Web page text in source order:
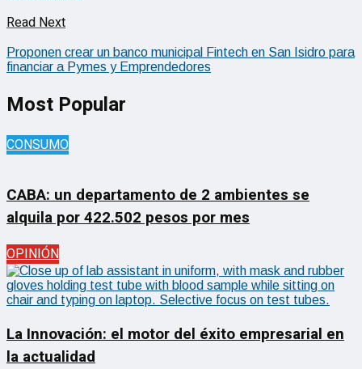
Read Next
Proponen crear un banco municipal Fintech en San Isidro para
financiar a Pymes y Emprendedores
Most Popular
CONSUMO
CABA: un departamento de 2 ambientes se
alquila por 422.502 pesos por mes
OPINIÓN
La Innovación: el motor del éxito empresarial en
la actualidad